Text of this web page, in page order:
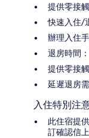
提供零接
快速入住/
辦理入住
退房時間
提供零接
延遲退房
入住特別注
此住宿提
訂確認信